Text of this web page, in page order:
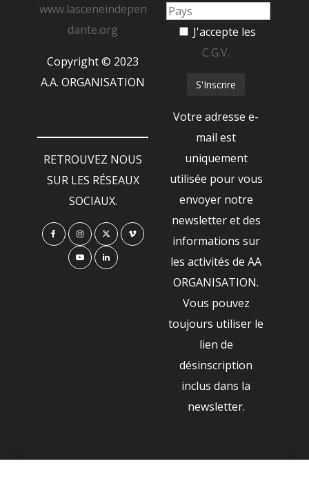
www.lasceneindepen
dante.org
Copyright © 2023
A.A. ORGANISATION
RETROUVEZ NOUS
SUR LES RÉSEAUX
SOCIAUX.
J'accepte les
C.G.V.
Votre adresse e-
mail est
uniquement
utilisée pour vous
envoyer notre
newsletter et des
informations sur
les activités de AA
ORGANISATION.
Vous pouvez
toujours utiliser le
lien de
désinscription
inclus dans la
newsletter.
NOS PARTENAIRES